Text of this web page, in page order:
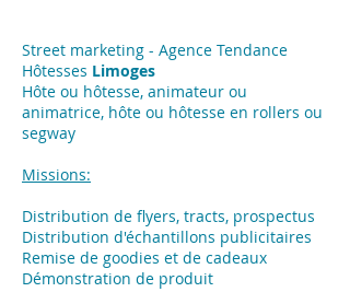
Street marketing - Agence Tendance
Hôtesses Limoges
Hôte ou hôtesse, animateur ou
animatrice, hôte ou hôtesse en rollers ou
segway
Missions:
​Distribution de flyers, tracts, prospectus
Distribution d'échantillons publicitaires
Remise de goodies et de cadeaux
Démonstration de produit